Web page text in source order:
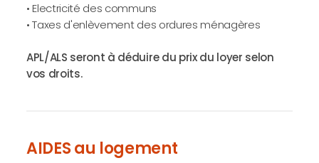
• Electricité des communs
• Taxes d'enlèvement des ordures ménagères
APL/ALS seront à déduire du prix du loyer selon
vos droits.
AIDES au logement